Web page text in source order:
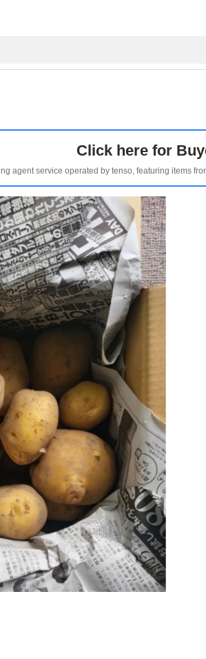
Click here for
agent service operated by tenso, featuring items